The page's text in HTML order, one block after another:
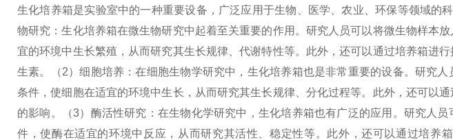
生化培养箱是实验室中的一种重要设备，广泛应用于生物、医学、农业、环保等领域的
物研究：生化培养箱在微生物研究中起着至关重要的作用。研究人员可以将微生物样本
宜的环境中生长繁殖，从而研究其生长规律、代谢特性等。此外，还可以通过培养箱进
生素。
（2）细胞培养：在细胞生物学研究中，生化培养箱也是非常重要的设备。研究
条件，使细胞在适宜的环境中生长，从而研究其生长规律、分化过程等。此外，还可以
的影响。
（3）酶活性研究：在生物化学研究中，生化培养箱也有广泛的应用。研究人
件，使酶在适宜的环境中反应，从而研究其活性、稳定性等。此外，还可以通过培养